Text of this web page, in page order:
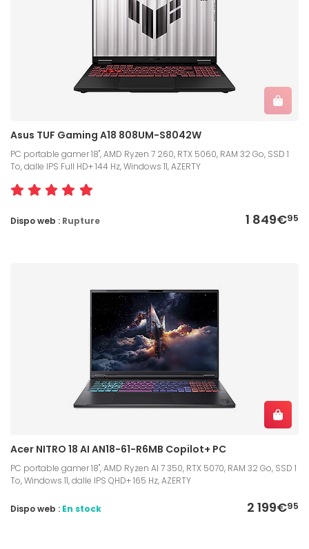
Asus TUF Gaming A18 808UM-S8042W
PC portable gamer 18", AMD Ryzen 7 260, RTX 5060, RAM 32 Go, SSD 1
To, dalle IPS Full HD+ 144 Hz, Windows 11, AZERTY
1 849€95
Dispo web : Rupture
Acer NITRO 18 AI AN18-61-R6MB Copilot+ PC
PC portable gamer 18", AMD Ryzen AI 7 350, RTX 5070, RAM 32 Go, SSD 1
To, Windows 11, dalle IPS QHD+ 165 Hz, AZERTY
2 199€95
Dispo web : En stock